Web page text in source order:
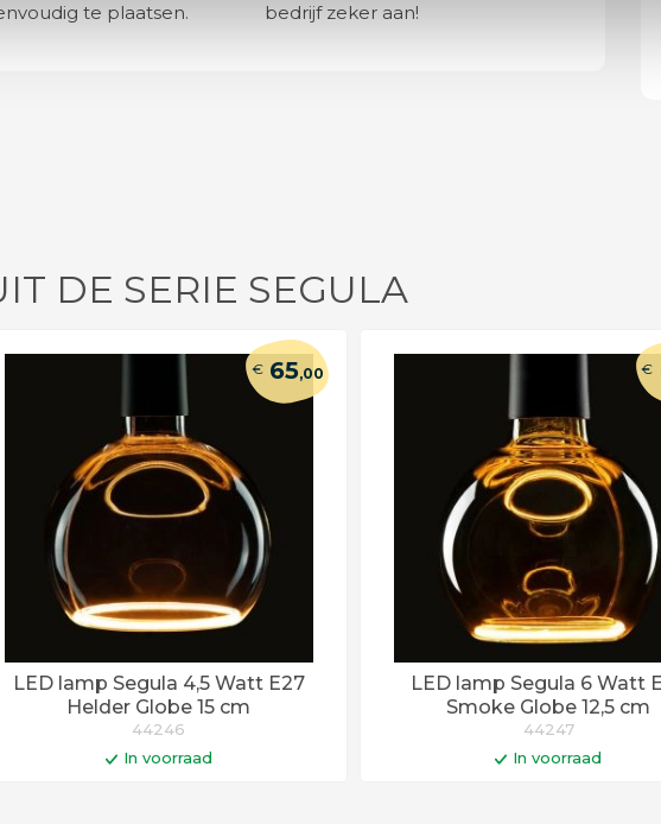
te plaatsen.
bedrijf zeker aan!
DE SERIE SEGULA
LED lamp Segula 4,5 Watt E27
Helder Globe 15 cm
€65,00
44246
In voorraad
LED lamp Segula 6 Watt
Smoke Globe 12,5 cm
€
44247
In voorraad